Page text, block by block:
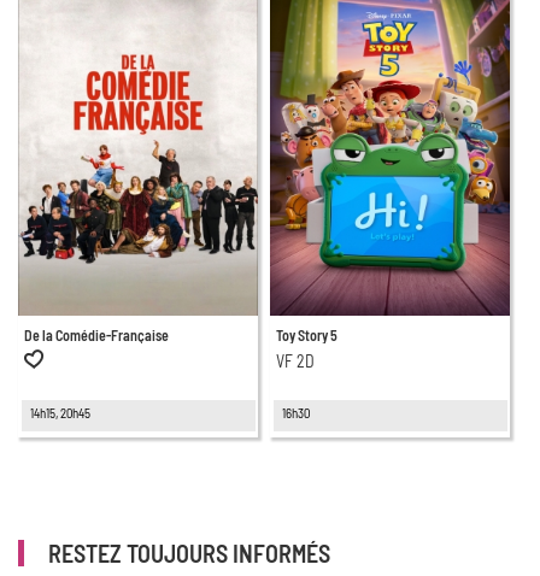
De la Comédie-Française
14h15, 20h45
Toy Story 5
VF 2D
16h30
RESTEZ TOUJOURS INFORMÉS